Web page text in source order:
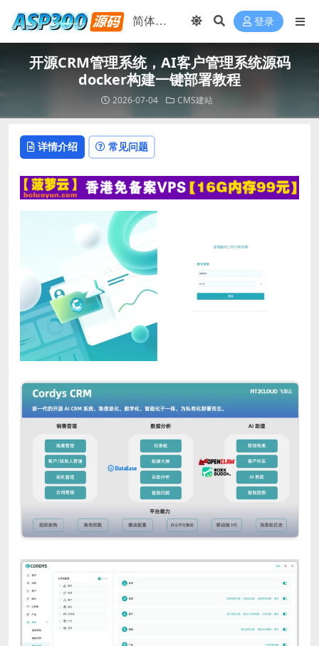
登录
开源CRM管理系统，AI客户管理系统源码
docker构建一键部署教程
2026-07-04 CMS建站
详情介绍 常见问题